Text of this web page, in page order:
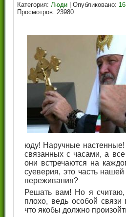
Категория: Люди | Опубликовано:
Просмотров: 23980
юду! Наручные настенные!
связанных с часами, а все
они встречаются на
суеверия, это часть
переживания?
Решать вам! Но я
плохо, ведь особой
что якобы должно